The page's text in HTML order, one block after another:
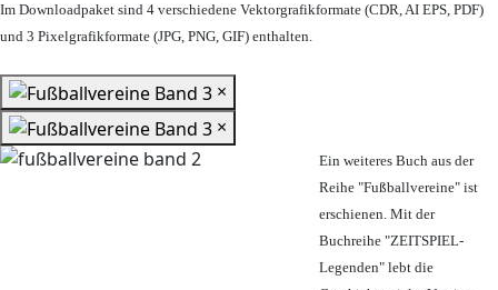
Im Downloadpaket sind 4 verschiedene Vektorgrafikformate (CDR, AI EPS, PDF)
und 3 Pixelgrafikformate (JPG, PNG, GIF) enthalten.
×
×
Ein weiteres Buch aus der
Reihe "Fußballvereine" ist
erschienen. Mit der
Buchreihe "ZEITSPIEL-
Legenden" lebt die